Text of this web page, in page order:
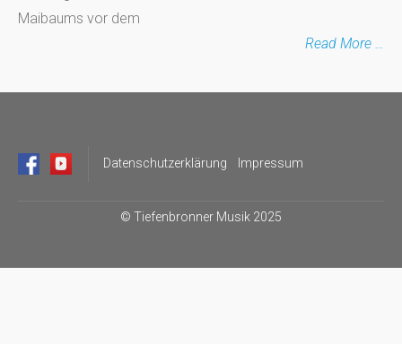
Maibaums vor dem
Read More …
Datenschutzerklärung Impressum
© Tiefenbronner Musik 2025